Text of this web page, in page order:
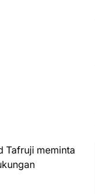
Tafruji meminta